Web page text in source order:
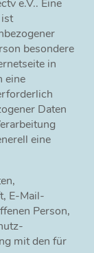
e.V.. Eine
besondere
in
eine
Daten
eine
E-Mail-
Person,
mit den für